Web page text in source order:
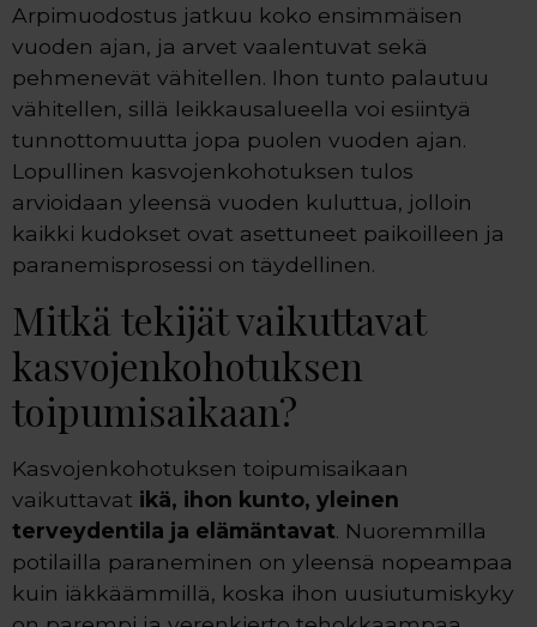
Arpimuodostus jatkuu koko ensimmäisen
vuoden ajan, ja arvet vaalentuvat sekä
pehmenevät vähitellen. Ihon tunto palautuu
vähitellen, sillä leikkausalueella voi esiintyä
tunnottomuutta jopa puolen vuoden ajan.
Lopullinen kasvojenkohotuksen tulos
arvioidaan yleensä vuoden kuluttua, jolloin
kaikki kudokset ovat asettuneet paikoilleen ja
paranemisprosessi on täydellinen.
Mitkä tekijät vaikuttavat
kasvojenkohotuksen
toipumisaikaan?
Kasvojenkohotuksen toipumisaikaan
vaikuttavat ikä, ihon kunto, yleinen
terveydentila ja elämäntavat. Nuoremmilla
potilailla paraneminen on yleensä nopeampaa
kuin iäkkäämmillä, koska ihon uusiutumiskyky